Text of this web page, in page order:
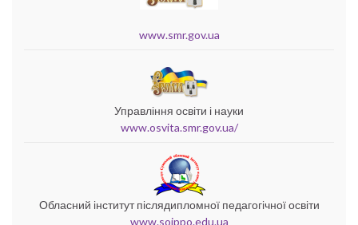
www.smr.gov.ua
Управління освіти і науки
www.osvita.smr.gov.ua/
Обласний інститут післядипломної педагогічної освіти
www.soippo.edu.ua